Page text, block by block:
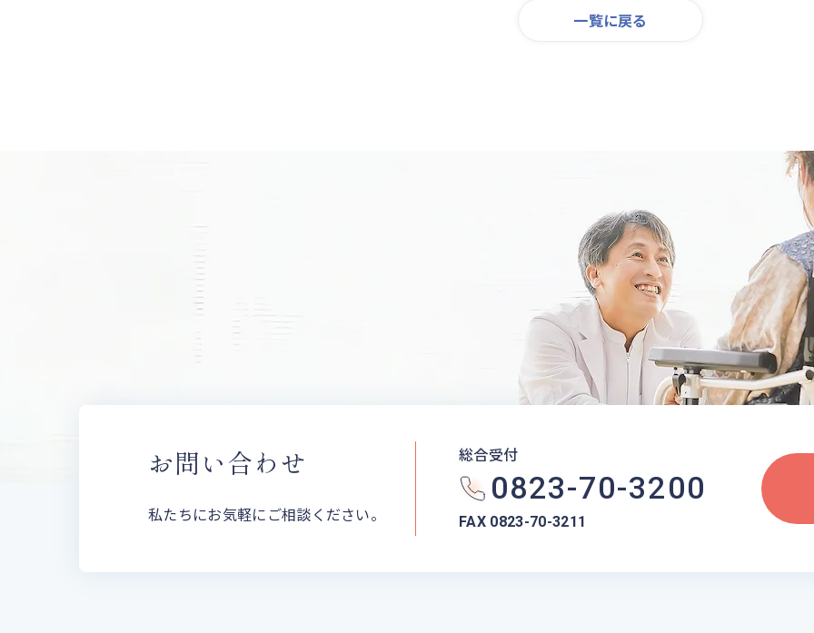
一覧に戻る
お問い合わせ
私たちにお気軽にご相談ください。
総合受付
0823-70-3200
FAX 0823-70-3211